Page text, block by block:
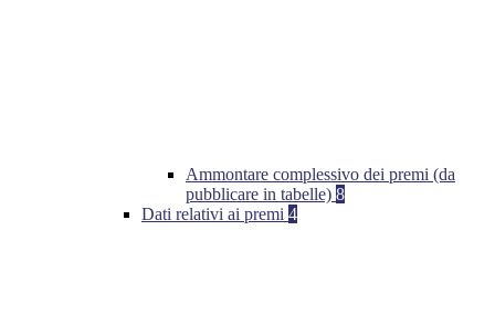
Ammontare complessivo dei premi (da
pubblicare in tabelle) 8
Dati relativi ai premi 4